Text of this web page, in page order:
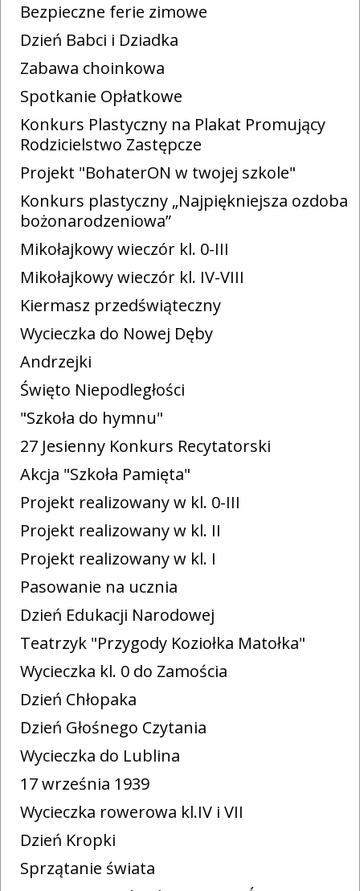
Bezpieczne ferie zimowe
Dzień Babci i Dziadka
Zabawa choinkowa
Spotkanie Opłatkowe
Konkurs Plastyczny na Plakat Promujący
Rodzicielstwo Zastępcze
Projekt "BohaterON w twojej szkole"
Konkurs plastyczny „Najpiękniejsza ozdoba
bożonarodzeniowa”
Mikołajkowy wieczór kl. 0-III
Mikołajkowy wieczór kl. IV-VIII
Kiermasz przedświąteczny
Wycieczka do Nowej Dęby
Andrzejki
Święto Niepodległości
"Szkoła do hymnu"
27 Jesienny Konkurs Recytatorski
Akcja "Szkoła Pamięta"
Projekt realizowany w kl. 0-III
Projekt realizowany w kl. II
Projekt realizowany w kl. I
Pasowanie na ucznia
Dzień Edukacji Narodowej
Teatrzyk "Przygody Koziołka Matołka"
Wycieczka kl. 0 do Zamościa
Dzień Chłopaka
Dzień Głośnego Czytania
Wycieczka do Lublina
17 września 1939
Wycieczka rowerowa kl.IV i VII
Dzień Kropki
Sprzątanie świata